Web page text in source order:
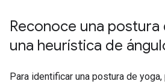
Reconoce una postura
una heurística de
Para identificar una postura de